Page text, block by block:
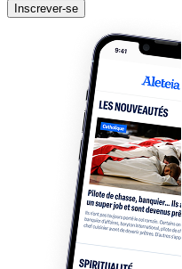
Inscrever-se